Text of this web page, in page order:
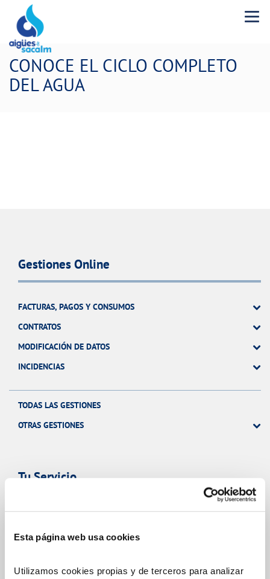
Esta página web usa cookies
Utilizamos cookies propias y de terceros para analizar
Menu
CONOCE EL CICLO COMPLETO
DEL AGUA
Gestiones Online
FACTURAS, PAGOS Y CONSUMOS
CONTRATOS
MODIFICACIÓN DE DATOS
INCIDENCIAS
TODAS LAS GESTIONES
OTRAS GESTIONES
Tu Servicio
ATENCIÓN AL CLIENTE